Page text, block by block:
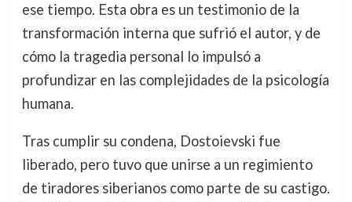
ese tiempo. Esta obra es un testimonio de la
transformación interna que sufrió el autor, y de
cómo la tragedia personal lo impulsó a
profundizar en las complejidades de la psicología
humana.
Tras cumplir su condena, Dostoievski fue
liberado, pero tuvo que unirse a un regimiento
de tiradores siberianos como parte de su castigo.